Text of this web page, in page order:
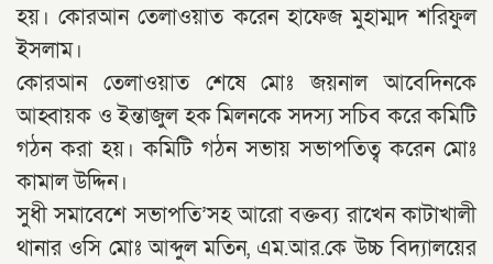
হয়। কোরআন তেলাওয়াত করেন হাফেজ মুহাম্মদ শরিফুল
ইসলাম।
কোরআন তেলাওয়াত শেষে মোঃ জয়নাল আবেদিনকে
আহ্বায়ক ও ইন্তাজুল হক মিলনকে সদস্য সচিব করে কমিটি
গঠন করা হয়। কমিটি গঠন সভায় সভাপতিত্ব করেন মোঃ
কামাল উদ্দিন।
সুধী সমাবেশে সভাপতি’সহ আরো বক্তব্য রাখেন কাটাখালী
থানার ওসি মোঃ আব্দুল মতিন, এম.আর.কে উচ্চ বিদ্যালয়ের